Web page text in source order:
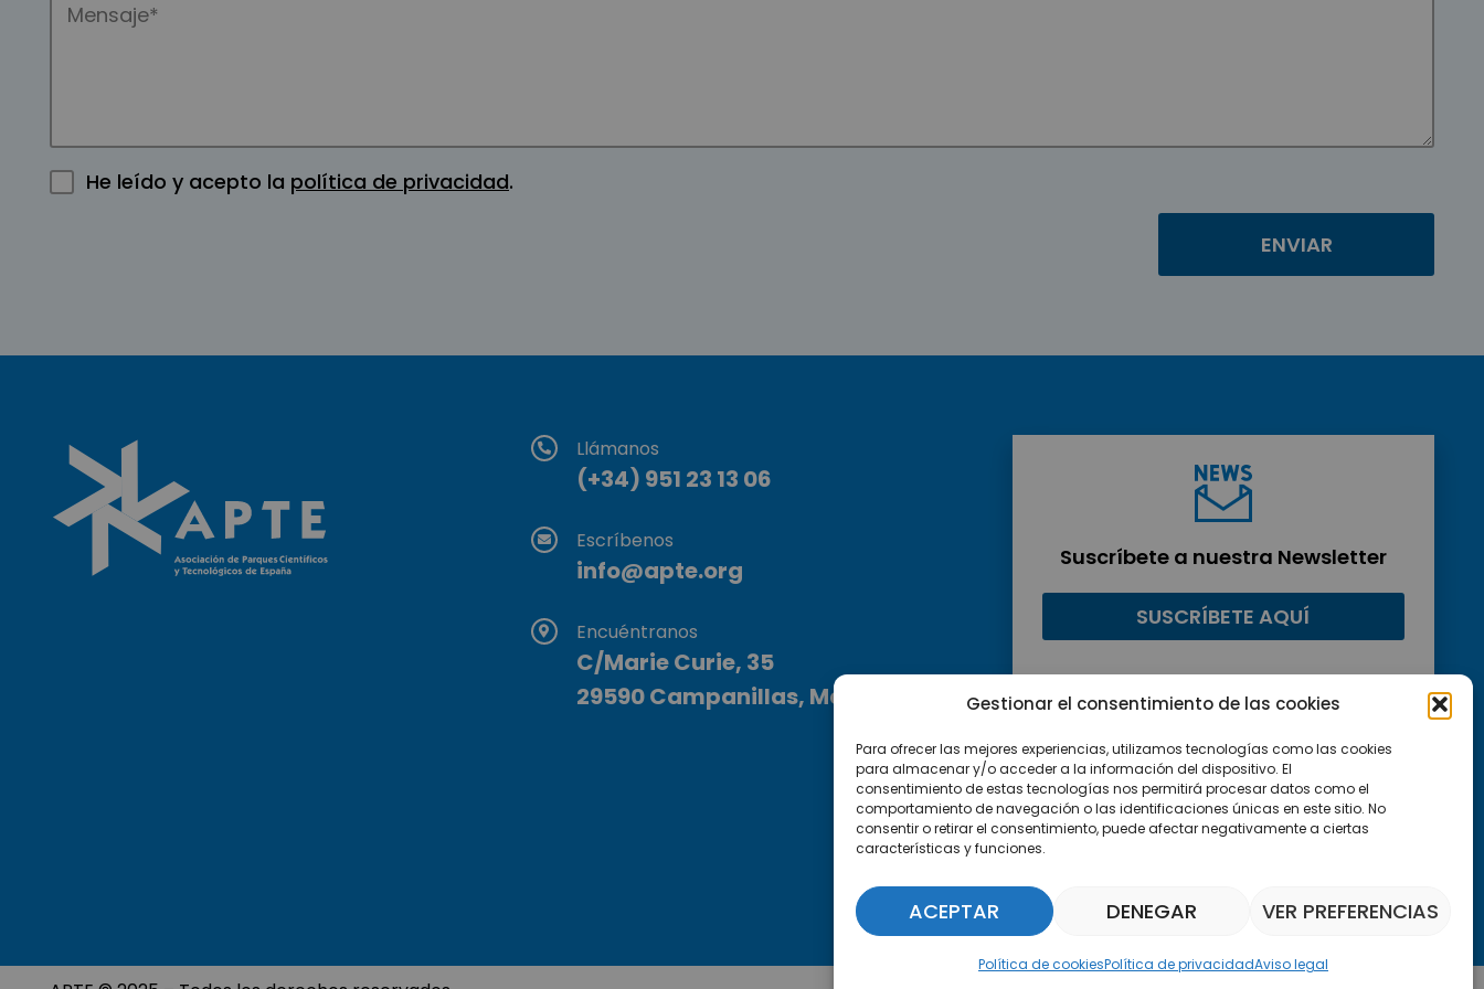
Gestionar el consentimiento de las cookies
Para ofrecer las mejores experiencias, utilizamos tecnologías como las cookies
para almacenar y/o acceder a la información del dispositivo. El
consentimiento de estas tecnologías nos permitirá procesar datos como el
comportamiento de navegación o las identificaciones únicas en este sitio. No
consentir o retirar el consentimiento, puede afectar negativamente a ciertas
características y funciones.
ACEPTAR DENEGAR VER PREFERENCIAS
Política de cookiesPolítica de privacidadAviso legal
He leído y acepto la política de privacidad.
Llámanos
(+34) 951 23 13 06
Escríbenos
info@apte.org
Encuéntranos
C/Marie Curie, 35
29590 Campanillas, Málaga
Suscríbete a nuestra Newsletter
SUSCRÍBETE AQUÍ